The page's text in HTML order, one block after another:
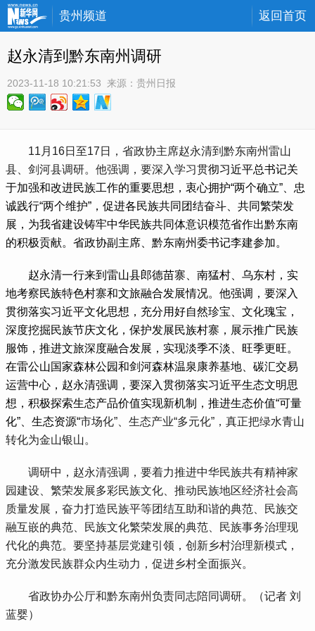
贵州频道 返回首页
赵永清到黔东南州调研
2023-11-18 10:21:53 来源： 贵州日报
11月16日至17日，省政协主席赵永清到黔东南州雷山
县、剑河县调研。他强调，要深入学习贯彻习近平总书记关
于加强和改进民族工作的重要思想，衷心拥护“两个确立”、忠
诚践行“两个维护”，促进各民族共同团结奋斗、共同繁荣发
展，为我省建设铸牢中华民族共同体意识模范省作出黔东南
的积极贡献。省政协副主席、黔东南州委书记李建参加。
赵永清一行来到雷山县郎德苗寨、南猛村、乌东村，实
地考察民族特色村寨和文旅融合发展情况。他强调，要深入
贯彻落实习近平文化思想，充分用好自然珍宝、文化瑰宝，
深度挖掘民族节庆文化，保护发展民族村寨，展示推广民族
服饰，推进文旅深度融合发展，实现淡季不淡、旺季更旺。
在雷公山国家森林公园和剑河森林温泉康养基地、碳汇交易
运营中心，赵永清强调，要深入贯彻落实习近平生态文明思
想，积极探索生态产品价值实现新机制，推进生态价值“可量
化”、生态资源“市场化”、生态产业“多元化”，真正把绿水青山
转化为金山银山。
调研中，赵永清强调，要着力推进中华民族共有精神家
园建设、繁荣发展多彩民族文化、推动民族地区经济社会高
质量发展，奋力打造民族平等团结互助和谐的典范、民族交
融互嵌的典范、民族文化繁荣发展的典范、民族事务治理现
代化的典范。要坚持基层党建引领，创新乡村治理新模式，
充分激发民族群众内生动力，促进乡村全面振兴。
省政协办公厅和黔东南州负责同志陪同调研。（记者 刘
蓝婴）